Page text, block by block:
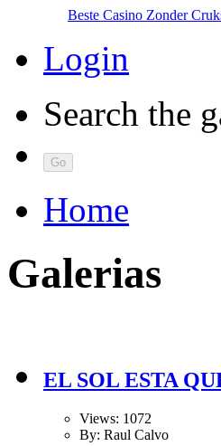
Beste Casino Zonder
Login
Search the
Home
Galerias
EL SOL ESTA
Views: 1072
By: Raul Calvo